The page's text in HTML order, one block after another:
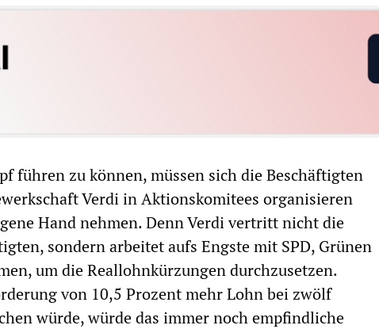
führen zu können, müssen sich die Beschäftigten
Verdi in Aktionskomitees organisieren
Hand nehmen. Denn Verdi vertritt nicht die
sondern arbeitet aufs Engste mit SPD, Grünen
um die Reallohnkürzungen durchzusetzen.
von 10,5 Prozent mehr Lohn bei zwölf
würde, würde das immer noch empfindliche